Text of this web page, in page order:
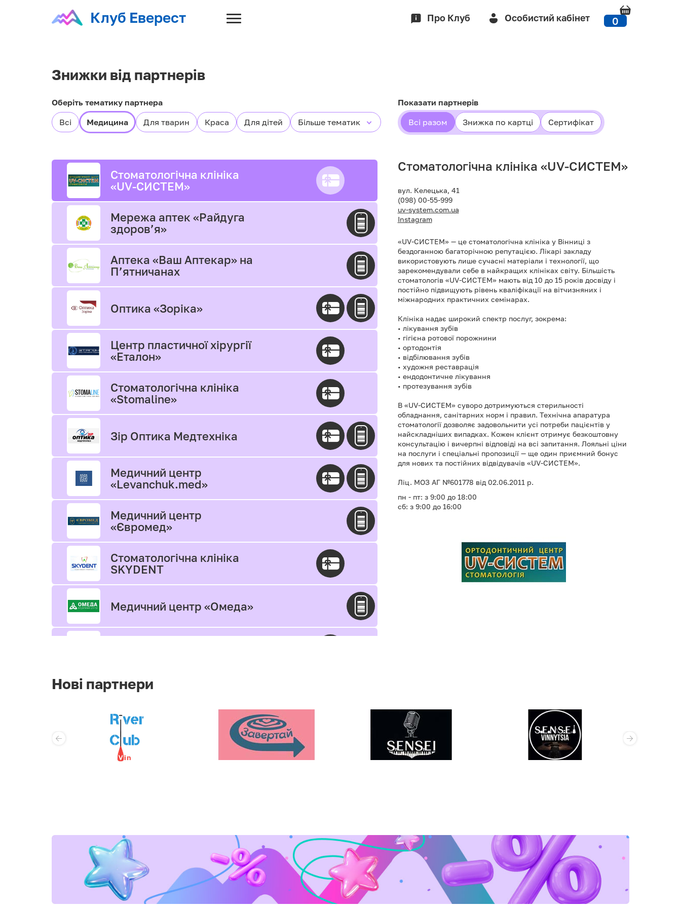
Клуб Еверест Про Клуб Особистий кабінет 0
Знижки від партнерів
Оберіть тематику партнера
Всі
Медицина Для тварин Краса Для дітей Більше тематик
Показати партнерів
Всі разом
Знижка по картці Сертифікат
Стоматологічна клініка
«UV-СИСТЕМ»
Мережа аптек «Райдуга
здоров’я»
Аптека «Ваш Аптекар» на
П’ятничанах
Оптика «Зоріка»
Центр пластичної хірургії
«Еталон»
Стоматологічна клініка
«Stomaline»
Зір Оптика Медтехніка
Медичний центр
«Levanchuk.med»
Медичний центр
«Євромед»
Стоматологічна клініка
SKYDENT
Медичний центр «Омеда»
косметології,
AMED
Центр контактної
корекції зору «Ваша
Оптика»
Стоматологічна клініка «UV-СИСТЕМ»
вул. Келецька, 41
(098) 00-55-999
uv-system.com.ua
Instagram
«UV-СИСТЕМ» — це стоматологічна клініка у Вінниці з
бездоганною багаторічною репутацією. Лікарі закладу
використовують лише сучасні матеріали і технології, що
зарекомендували себе в найкращих клініках світу. Більшість
стоматологів «UV-СИСТЕМ» мають від 10 до 15 років досвіду і
постійно підвищують рівень кваліфікації на вітчизняних і
міжнародних практичних семінарах.
Клініка надає широкий спектр послуг, зокрема:
• лікування зубів
• гігієна ротової порожнини
• ортодонтія
• відбілювання зубів
• художня реставрація
• ендодонтичне лікування
• протезування зубів
В «UV-СИСТЕМ» суворо дотримуються стерильності
обладнання, санітарних норм і правил. Технічна апаратура
стоматології дозволяє задовольнити усі потреби пацієнтів у
найскладніших випадках. Кожен клієнт отримує безкоштовну
консультацію і вичерпні відповіді на всі запитання. Лояльні ціни
на послуги і спеціальні пропозиції — ще один приємний бонус
для нових та постійних відвідувачів «UV-СИСТЕМ».
Ліц. МОЗ АГ №601778 від 02.06.2011 р.
пн - пт: з 9:00 до 18:00
сб: з 9:00 до 16:00
Нові партнери